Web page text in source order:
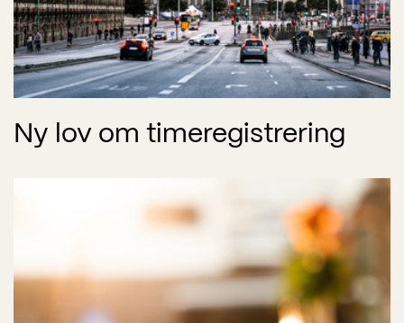
Ny lov om timeregistrering